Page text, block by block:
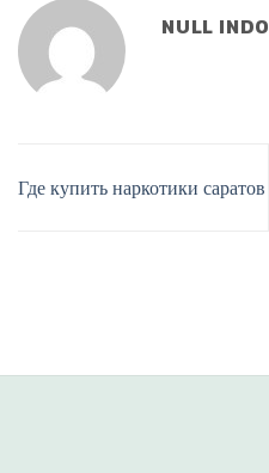
NULL INDO
Где купить наркотики саратов